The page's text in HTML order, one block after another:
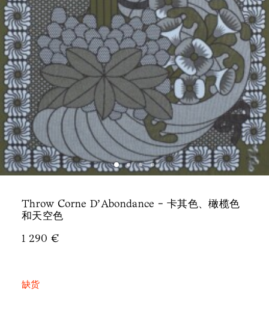
Throw Corne D'Abondance - 卡其色、橄榄色
和天空色
1 290€
缺货